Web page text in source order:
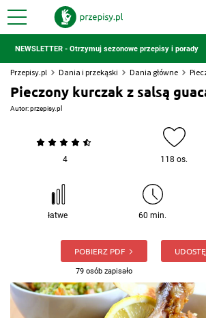
NEWSLETTER - Otrzymuj sezonowe przepisy i porady
Przepisy.pl Dania i przekąski Dania główne
Pieczony kurczak z salsą
Autor:przepisy.pl
4 118 os.
łatwe 60 min.
POBIERZ PDF
79 osób zapisało